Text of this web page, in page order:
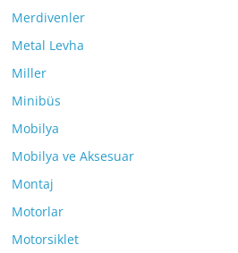
Merdivenler
Metal Levha
Miller
Minibüs
Mobilya
Mobilya ve Aksesuar
Montaj
Motorlar
Motorsiklet